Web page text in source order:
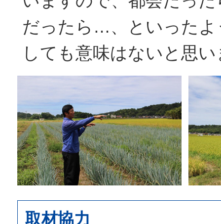
だったら…、といったよ
しても意味はないと思
取材協力